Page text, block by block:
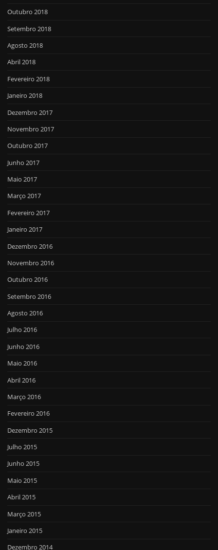
Outubro 2018
Setembro 2018
Agosto 2018
Abril 2018
Fevereiro 2018
Janeiro 2018
Dezembro 2017
Novembro 2017
Outubro 2017
Junho 2017
Maio 2017
Março 2017
Fevereiro 2017
Janeiro 2017
Dezembro 2016
Novembro 2016
Outubro 2016
Setembro 2016
Agosto 2016
Julho 2016
Junho 2016
Maio 2016
Abril 2016
Março 2016
Fevereiro 2016
Dezembro 2015
Julho 2015
Junho 2015
Maio 2015
Abril 2015
Março 2015
Janeiro 2015
Dezembro 2014